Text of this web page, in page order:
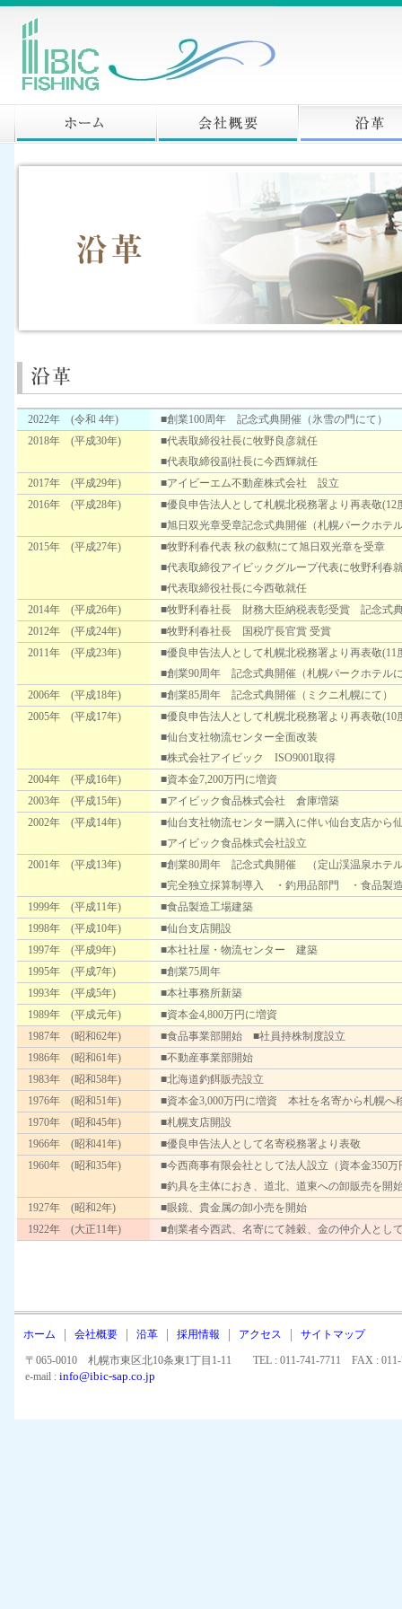
2022年 (令和 4年)
■創業100周年 記念式典開催（氷雪の門にて）
2018年 (平成30年)
■代表取締役社長に牧野良彦就任
■代表取締役副社長に今西輝就任
2017年 (平成29年)
■アイビーエム不動産株式会社 設立
2016年 (平成28年)
■優良申告法人として札幌北税務署より再表敬(12
■旭日双光章受章記念式典開催（札幌パークホテ
2015年 (平成27年)
■牧野利春代表 秋の叙勲にて旭日双光章を受章
■代表取締役アイビックグループ代表に牧野利春
■代表取締役社長に今西敬就任
2014年 (平成26年)
■牧野利春社長 財務大臣納税表彰受賞 記念式
2012年 (平成24年)
■牧野利春社長 国税庁長官賞 受賞
2011年 (平成23年)
■優良申告法人として札幌北税務署より再表敬(11
■創業90周年 記念式典開催（札幌パークホテル
2006年 (平成18年)
■創業85周年 記念式典開催（ミクニ札幌にて）
2005年 (平成17年)
■優良申告法人として札幌北税務署より再表敬(10
■仙台支社物流センター全面改装
■株式会社アイビック ISO9001取得
2004年 (平成16年)
■資本金7,200万円に増資
2003年 (平成15年)
■アイビック食品株式会社 倉庫増築
2002年 (平成14年)
■仙台支社物流センター購入に伴い仙台支店から
■アイビック食品株式会社設立
2001年 (平成13年)
■創業80周年 記念式典開催 （定山渓温泉ホテ
■完全独立採算制導入 ・釣用品部門 ・食品製
1999年 (平成11年)
■食品製造工場建築
1998年 (平成10年)
■仙台支店開設
1997年 (平成9年)
■本社社屋・物流センター 建築
1995年 (平成7年)
■創業75周年
1993年 (平成5年)
■本社事務所新築
1989年 (平成元年)
■資本金4,800万円に増資
1987年 (昭和62年)
■食品事業部開始 ■社員持株制度設立
1986年 (昭和61年)
■不動産事業部開始
1983年 (昭和58年)
■北海道釣餌販売設立
1976年 (昭和51年)
■資本金3,000万円に増資 本社を名寄から札幌へ
1970年 (昭和45年)
■札幌支店開設
1966年 (昭和41年)
■優良申告法人として名寄税務署より表敬
1960年 (昭和35年)
■今西商事有限会社として法人設立（資本金350万
■釣具を主体におき、道北、道東への卸販売を開
1927年 (昭和2年)
■眼鏡、貴金属の卸小売を開始
1922年 (大正11年)
■創業者今西武、名寄にて雑穀、金の仲介人とし
ホーム 会社概要 沿革 採用情報 アクセス サイトマップ
〒065-0010 札幌市東区北10条東1丁目1-11 TEL : 011-741-7711 FAX : 011-
e-mail : info@ibic-sap.co.jp